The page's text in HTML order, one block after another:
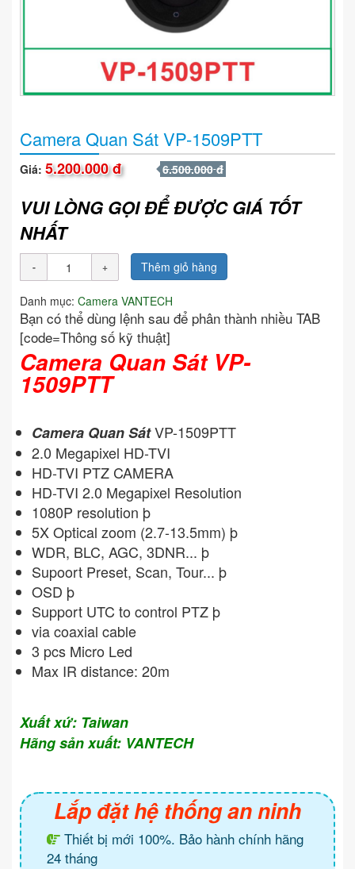
Camera Quan Sát VP-1509PTT
Giá: 5.200.000 đ 6.500.000 đ
VUI LÒNG GỌI ĐỂ ĐƯỢC GIÁ TỐT
NHẤT
Thêm giỏ hàng
Danh mục: Camera VANTECH
Bạn có thể dùng lệnh sau để phân thành nhiều TAB
[code=Thông số kỹ thuật]
Camera Quan Sát VP-
1509PTT
Camera Quan SátVP-1509PTT
2.0 Megapixel HD-TVI
HD-TVI PTZ CAMERA
HD-TVI 2.0 Megapixel Resolution
1080P resolution þ
5X Optical zoom (2.7-13.5mm) þ
WDR, BLC, AGC, 3DNR... þ
Supoort Preset, Scan, Tour... þ
OSD þ
Support UTC to control PTZ þ
via coaxial cable
3 pcs Micro Led
Max IR distance: 20m
Xuất xứ: Taiwan
Hãng sản xuất: VANTECH
Lắp đặt hệ thống an ninh
Thiết bị mới 100%. Bảo hành chính hãng
24 tháng